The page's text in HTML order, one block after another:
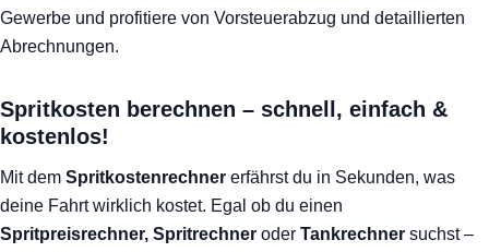
Gewerbe und profitiere von Vorsteuerabzug und detaillierten
Abrechnungen.
Spritkosten berechnen – schnell, einfach &
kostenlos!
Mit dem Spritkostenrechner erfährst du in Sekunden, was
deine Fahrt wirklich kostet. Egal ob du einen
Spritpreisrechner, Spritrechner oder Tankrechner suchst –